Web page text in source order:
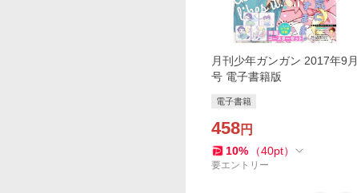
月刊少年ガンガン 2017年9月
号 電子書籍版
電子書籍
458円
10% （40pt）
要エントリー